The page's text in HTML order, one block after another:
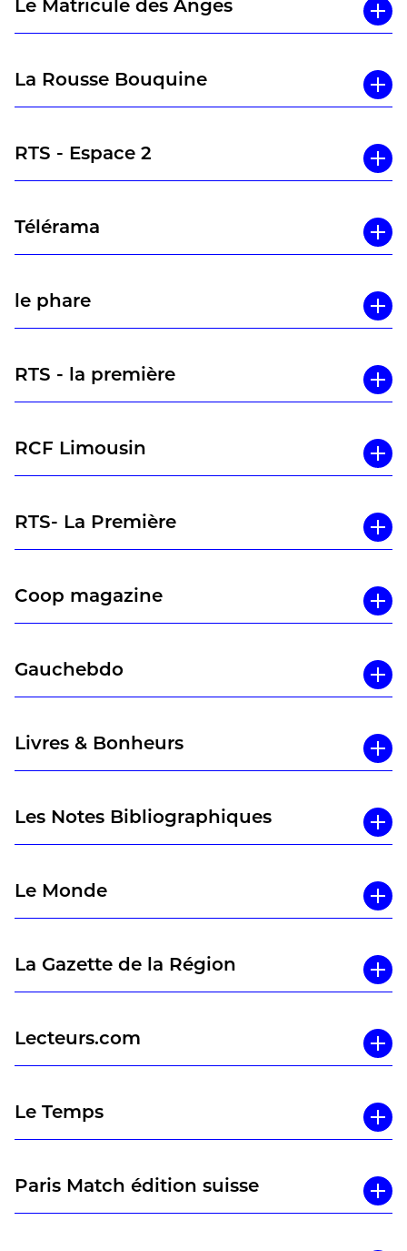
Lire l’article de Hugo Pradelle en entierici
Le Matricule des Anges
La Rousse Bouquine
RTS - Espace 2
Télérama
le phare
RTS - la première
RCF Limousin
RTS- La Première
Coop magazine
Gauchebdo
Livres & Bonheurs
Les Notes Bibliographiques
Le Monde
La Gazette de la Région
Lecteurs.com
Le Temps
Paris Match édition suisse